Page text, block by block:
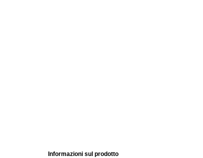
Informazioni sul prodotto